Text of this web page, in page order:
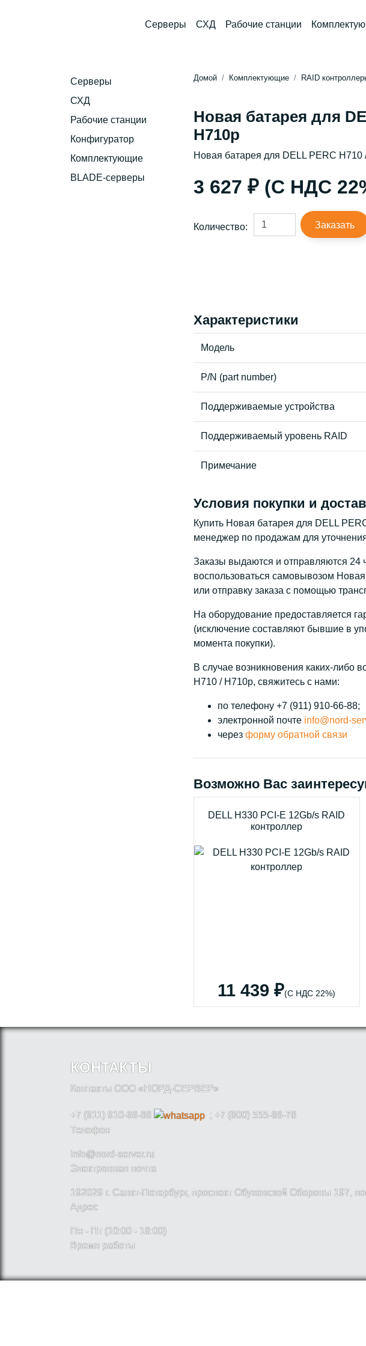
Серверы СХД Рабочие станции
Серверы
СХД
Рабочие станции
Конфигуратор
Комплектующие
BLADE-серверы
Домой Комплектующие RAID
Новая батарея для
H710p
Новая батарея для DELL PERC H710
3 627 ₽ (С НДС
Количество: Заказать
Характеристики
Модель
P/N (part number)
Поддерживаемые устройства
Поддерживаемый уровень RAID
Примечание
Условия покупки и
Купить Новая батарея для DELL
менеджер по продажам для
Заказы выдаются и отправляются 24
воспользоваться самовывозом
или отправку заказа с помощью
На оборудование предоставляется
(исключение составляют бывшие в
момента покупки).
В случае возникновения каких-либо
H710 / H710p, свяжитесь с нами:
по телефону +7 (911) 910-66-88;
электронной почте info@nord-
через форму обратной связи
Возможно Вас
DELL H330 PCI-E 12Gb/s RAID
контроллер
11 439 ₽(С НДС 22%)
КОНТАКТЫ
Контакты ООО «НОРД-СЕРВЕР»
+7 (911) 910-66-88
; +7 (800) 555-86-78
Телефон
info@nord-server.ru
Электронная почта
192029 г. Санкт-Петербург, проспект Обуховской Обороны 197,
Адрес
Пн - Пт (10:00 - 18:00)
Время работы